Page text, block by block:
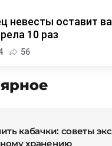
невесты оставит
10 раз
56
кабачки: советы
хранению